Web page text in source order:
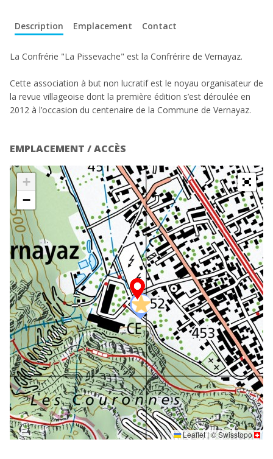
Description Emplacement Contact
La Confrérie "La Pissevache" est la Confrérire de Vernayaz.
Cette association à but non lucratif est le noyau organisateur de
la revue villageoise dont la première édition s’est déroulée en
2012 à l’occasion du centenaire de la Commune de Vernayaz.
EMPLACEMENT / ACCÈS
+
−
Leaflet|©Swisstopo